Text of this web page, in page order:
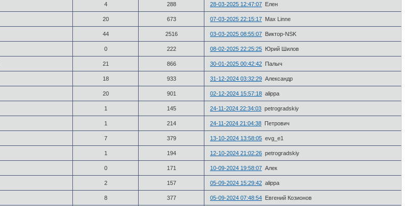
4 288 28-03-2025 12:47:07 Елен
20 673 07-03-2025 22:15:17 Max Linne
44 2516 03-03-2025 08:55:07 Виктор-NSK
0 222 08-02-2025 22:25:25 Юрий Шилов
21 866 30-01-2025 00:42:42 Палыч
18 933 31-12-2024 03:32:29 Александр
20 901 02-12-2024 15:57:18 alippa
1 145 24-11-2024 22:34:03 petrogradskiy
1 214 24-11-2024 21:04:38 Петрович
7 379 13-10-2024 13:58:05 evg_e1
1 194 12-10-2024 21:02:26 petrogradskiy
0 171 10-09-2024 19:58:07 Алек
2 157 05-09-2024 15:29:42 alippa
8 377 05-09-2024 07:48:54 Евгений Козионов